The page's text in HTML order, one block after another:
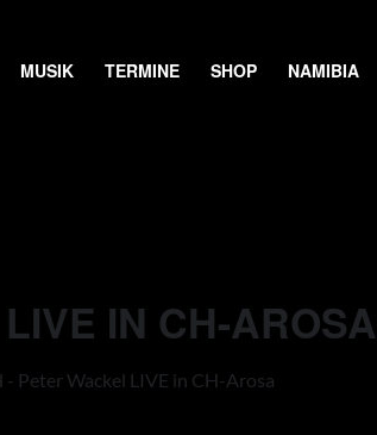
MUSIK TERMINE SHOP NAMIBIA
IN CH-AROSA
- Peter Wackel LIVE in CH-Arosa